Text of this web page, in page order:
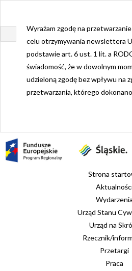
Wyrażam zgodę na
celu otrzymywania newslettera
podstawie art. 6 ust. 1 lit. a
świadomość, że w dowolnym
udzieloną zgodę bez wpływu na
przetwarzania, którego
Strona
Wydarzenia
Urząd Stanu
Urząd na
Rzecznik/
Przetargi
Praca